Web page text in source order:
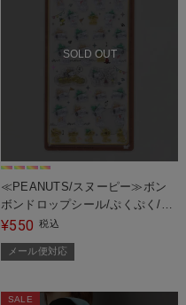
SOLD OUT
≪PEANUTS/スヌーピー≫ボン
ボンドロップシール/ぷくぷく/シ
ール＜メール便対応＞
¥550 税込
メール便対応
SALE